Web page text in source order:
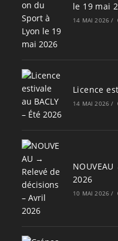
le 19 mai
14 MAI 2026 /
Licence
14 MAI 2026 /
2026
10 MAI 2026 /